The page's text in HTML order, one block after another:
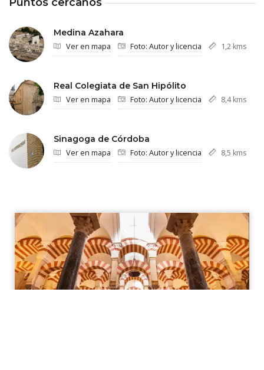
Medina Azahara
Ver en mapa Foto: Autor y licencia 1,2 kms
Real Colegiata de San Hipólito
Ver en mapa Foto: Autor y licencia 8,4 kms
Sinagoga de Córdoba
Ver en mapa Foto: Autor y licencia 8,5 kms